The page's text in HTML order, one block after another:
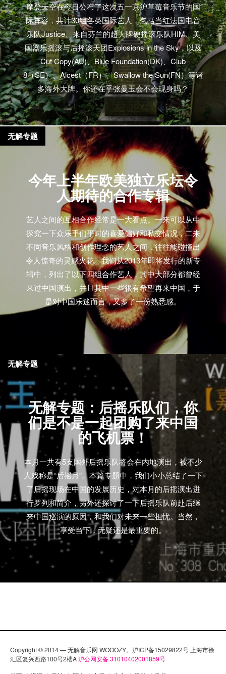
摩登天空在今日公布了这次五一京沪草莓音乐节的国
际阵容，共计30组各类国际艺人，包括当红法国电音
乐队Justice、来自芬兰的超大牌硬摇滚乐队HIM、美
国器乐摇滚与后摇滚天团Explosions in the Sky，以及
Cut Copy(AU)、Blue Foundation(DK)、Club
8（SE）、Alcest（FR）、Swallow the Sun(FN）等诸
多海外大牌。你还在乎张曼玉会不会现身吗？
今年上半年欧美独立乐坛令
人期待的合作专辑
艺人之间的互相合作经常是一大看点。一来可以从中
探究一下众乐手们平时的喜爱偏好和私交情况，二来
不同音乐风格和创作理念的艺人之间，往往能碰撞出
令人惊奇的灵感火花。我们从2013年即将发行的新专
辑中，列出了以下四组合作艺人，其中大部分都曾经
来过中国演出，并且其中一些很有希望再来中国，于
是对中国乐迷而言，又多了一份熟悉感。
无解专题
无解专题：后摇乐队们，你
们是不是一起团购了来中国
的飞机票！
本月一共有5支国外后摇乐队将会在内地演出，被不少
人戏称是“后摇月”。本篇专题中，我们小小总结了一下
了后摇现场在中国的发展历史，对本月的后摇演出进
行罗列和简介，另外还探讨了一下后摇乐队前赴后继
来中国巡演的原因，和我们对未来一些担忧。当然，
享受当下，无疑还是最重要的。
无解专题
Copyright © 2014 — 无解音乐网 WOOOZY。沪ICP备15029822号 上海市徐
汇区复兴西路100号2楼A沪公网安备 31010402001859号